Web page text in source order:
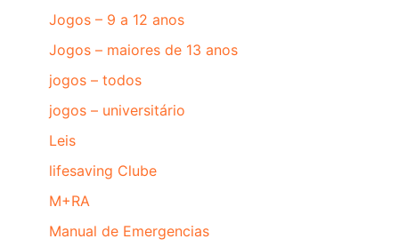
Jogos – 9 a 12 anos
Jogos – maiores de 13 anos
jogos – todos
jogos – universitário
Leis
lifesaving Clube
M+RA
Manual de Emergencias